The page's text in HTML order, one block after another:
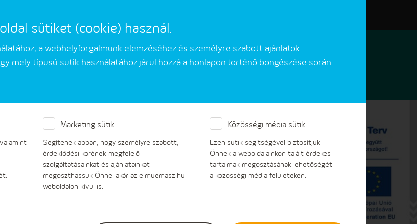
VÁLTOZÁS!
sütiket (cookie) használ.
a webhelyforgalmunk elemzéséhez és személyre szabott ajánlatok
mely típusú sütik használatához járul hozzá a honlapon történő böngészése során.
Marketing sütik
Segítenek abban, hogy személyre szabott,
érdeklődési körének megfelelő
szolgáltatásainkat és ajánlatainkat
megoszthassuk Önnel akár az elmuemasz.hu
weboldalon kívül is.
Közösségi média sütik
Ezen sütik segítségével biztosítjuk
Önnek a weboldalainkon talált érdekes
tartalmak megosztásának lehetőségét
a közösségi média felületeken.